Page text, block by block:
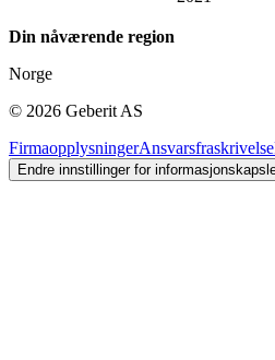
Din nåværende region
Norge
© 2026 Geberit AS
FirmaopplysningerAnsvarsfraskrivelse
Endre innstillinger for